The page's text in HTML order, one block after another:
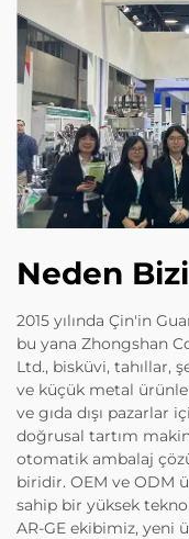
Neden
2015 yılında Çin'in
bu yana Zhongshan
Ltd., bisküvi, tahıllar,
ve küçük metal
ve gıda dışı pazarlar
doğrusal tartım
otomatik ambalaj
biridir. OEM ve ODM
sahip bir yüksek
AR-GE ekibimiz, yeni